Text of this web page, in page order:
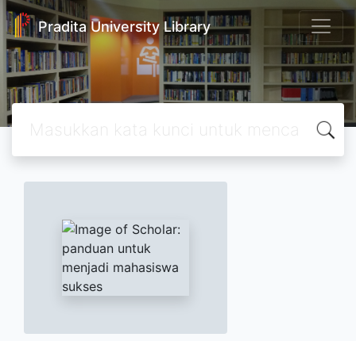
Pradita University Library